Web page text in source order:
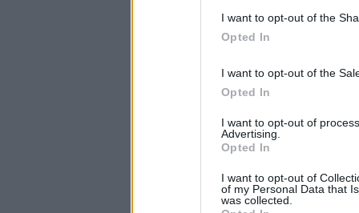
I want to opt-out of the
Opted In
I want to opt-out of the
Opted In
I want to opt-out of
Advertising.
Opted In
I want to opt-out of
of my Personal Data that
was collected.